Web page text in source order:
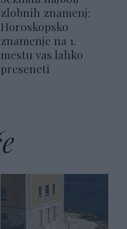
zlobnih znamenj:
Horoskopsko
znamenje na 1.
mestu vas lahko
preseneti